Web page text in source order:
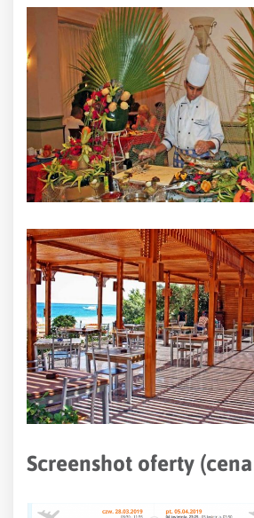
Screenshot oferty